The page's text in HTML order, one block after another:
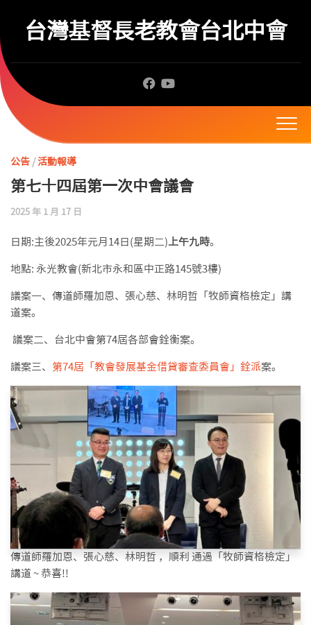
content台灣基督長老教會台北中會
公告 /活動報導
第七十四屆第一次中會議會
2025 年 1 月 17 日
日期:主後2025年元月14日(星期二)上午九時。
地點: 永光教會(新北市永和區中正路145號3樓)
議案一、傳道師羅加恩、張心慈、林明哲「牧師資格檢定」講
道案。
議案二、台北中會第74屆各部會銓衡案。
議案三、 第74屆「教會發展基金借貸審查委員會」銓派案。
傳道師羅加恩、張心慈、林明哲 ，順利 通過「牧師資格檢定」
講道 ~ 恭喜!!